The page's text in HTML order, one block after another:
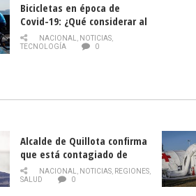
Bicicletas en época de
Covid-19: ¿Qué considerar al
momento de conducirlas?
NACIONAL, NOTICIAS,
TECNOLOGÍA
0
Alcalde de Quillota confirma
que está contagiado de
COVID-19
NACIONAL, NOTICIAS, REGIONES,
SALUD
0